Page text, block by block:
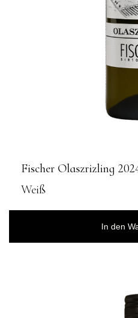
Fischer Olaszrizling
Weiß
In den